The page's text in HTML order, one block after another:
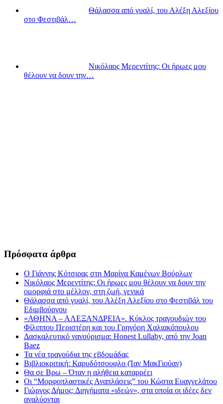
Θάλασσα από γυαλί, του Αλέξη Αλεξίου
στο Φεστιβάλ…
Νικόλαος Μερεντίτης: Οι ήρωες μου
θέλουν να δουν την…
Πρόσφατα άρθρα
Ο Γιάννης Κότσιρας στη Μαρίνα Καμένων Βούρλων
Νικόλαος Μερεντίτης: Οι ήρωες μου θέλουν να δουν την
ομορφιά στο μέλλον, στη ζωή, γενικά
Θάλασσα από γυαλί, του Αλέξη Αλεξίου στο Φεστιβάλ του
Εδιμβούργου
«ΑΘΗΝΑ – ΑΛΕΞΑΝΔΡΕΙΑ». Κύκλος τραγουδιών του
Φίλιππου Περιστέρη και του Γρηγόρη Χαλιακόπουλου
Δασκαλευτικό νανούρισμα: Honest Lullaby, από την Joan
Baez
Τα νέα τραγούδια της εβδομάδας
Βιβλιοκριτική: Καρυδότσουφλο (Ίαν ΜακΓιούαν)
Θα σε Βρω – Όταν η αλήθεια καταρρέει
Οι “Μορφοπλαστικές Αναπλάσεις” του Κώστα Ευαγγελάτου
Γιώργος Δήμος: Διηγήματα «ιδεών», στα οποία οι ιδέες δεν
αναλύονται